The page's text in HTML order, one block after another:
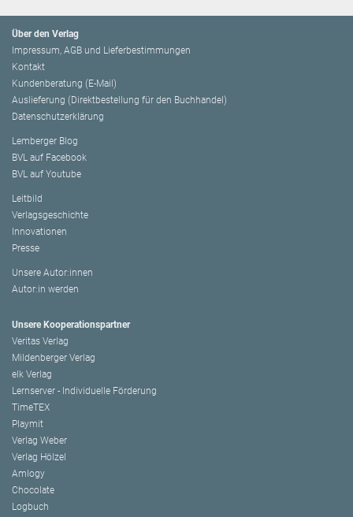
Über den Verlag
Impressum, AGB und Lieferbestimmungen
Kontakt
Kundenberatung (E-Mail)
Auslieferung (Direktbestellung für den Buchhandel)
Datenschutzerklärung
Lemberger Blog
BVL auf Facebook
BVL auf Youtube
Leitbild
Verlagsgeschichte
Innovationen
Presse
Unsere Autor:innen
Autor:in werden
Unsere Kooperationspartner
Veritas Verlag
Mildenberger Verlag
elk Verlag
Lernserver - Individuelle Förderung
TimeTEX
Playmit
Verlag Weber
Verlag Hölzel
Amlogy
Chocolate
Logbuch